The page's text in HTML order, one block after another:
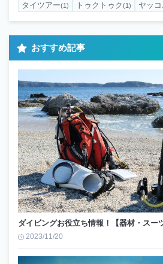
タイツアー(1) トゥクトゥク(1) ヤッコ
おすすめ記事
ダイビングお役立ち情報！【器材・スー
2023/11/20